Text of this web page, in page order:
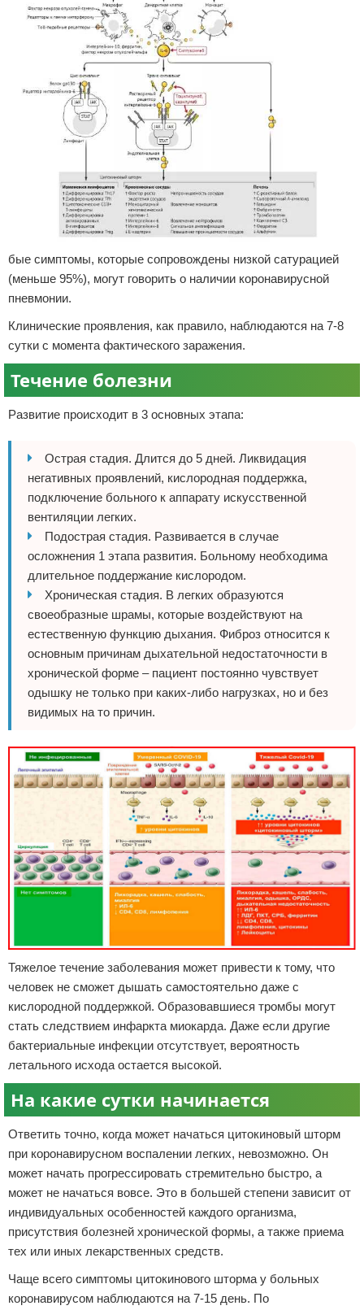
бые симптомы, которые сопровождены низкой сатурацией
(меньше 95%), могут говорить о наличии коронавирусной
пневмонии.
Клинические проявления, как правило, наблюдаются на 7-8
сутки с момента фактического заражения.
Течение болезни
Развитие происходит в 3 основных этапа:
Острая стадия. Длится до 5 дней. Ликвидация
негативных проявлений, кислородная поддержка,
подключение больного к аппарату искусственной
вентиляции легких.
Подострая стадия. Развивается в случае
осложнения 1 этапа развития. Больному необходима
длительное поддержание кислородом.
Хроническая стадия. В легких образуются
своеобразные шрамы, которые воздействуют на
естественную функцию дыхания. Фиброз относится к
основным причинам дыхательной недостаточности в
хронической форме – пациент постоянно чувствует
одышку не только при каких-либо нагрузках, но и без
видимых на то причин.
Тяжелое течение заболевания может привести к тому, что
человек не сможет дышать самостоятельно даже с
кислородной поддержкой. Образовавшиеся тромбы могут
стать следствием инфаркта миокарда. Даже если другие
бактериальные инфекции отсутствует, вероятность
летального исхода остается высокой.
На какие сутки начинается
Ответить точно, когда может начаться цитокиновый шторм
при коронавирусном воспалении легких, невозможно. Он
может начать прогрессировать стремительно быстро, а
может не начаться вовсе. Это в большей степени зависит от
индивидуальных особенностей каждого организма,
присутствия болезней хронической формы, а также приема
тех или иных лекарственных средств.
Чаще всего симптомы цитокинового шторма у больных
коронавирусом наблюдаются на 7-15 день. По